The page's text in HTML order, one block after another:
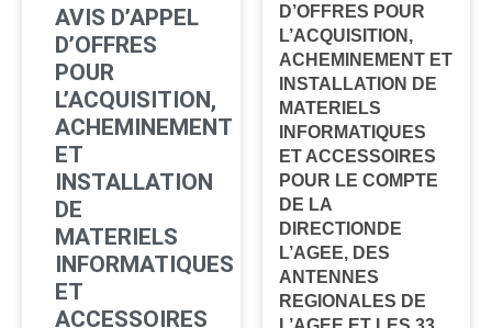
AVIS D’APPEL
D’OFFRES
POUR
L’ACQUISITION,
ACHEMINEMENT
ET
INSTALLATION
DE
MATERIELS
INFORMATIQUES
ET
ACCESSOIRES
D’OFFRES POUR
L’ACQUISITION,
ACHEMINEMENT ET
INSTALLATION DE
MATERIELS
INFORMATIQUES
ET ACCESSOIRES
POUR LE COMPTE
DE LA
DIRECTIONDE
L’AGEE, DES
ANTENNES
REGIONALES DE